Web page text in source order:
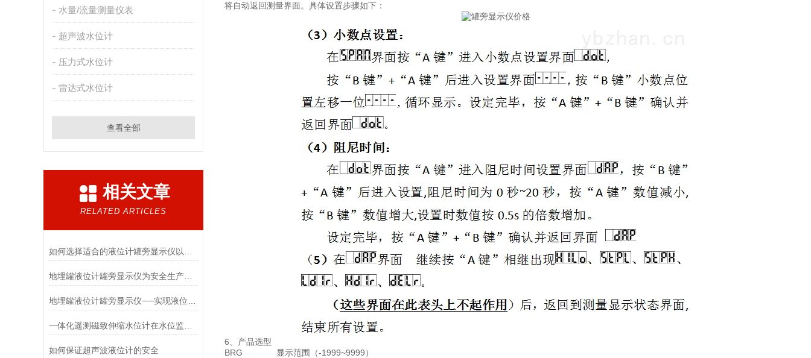
水量/流量测量仪表
超声波水位计
压力式水位计
雷达式水位计
查看全部
相关文章
RELATED ARTICLES
地埋罐液位计罐旁显示仪为安全生产提供了重要的保障
如何保证超声波液位计的安全
将自动返回测量界面。具体设置步骤如下：
6、产品选型
BRG 显示范围（-1999~9999）